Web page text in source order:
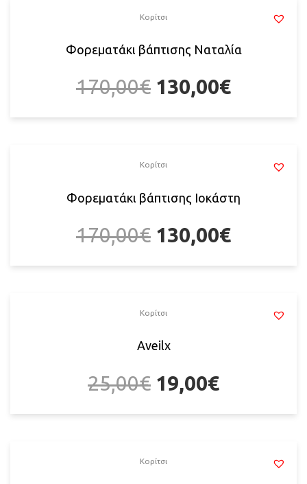
Κορίτσι
Φορεματάκι βάπτισης Ναταλία
170,00€ 130,00€
Κορίτσι
Φορεματάκι βάπτισης Ιοκάστη
170,00€ 130,00€
Κορίτσι
Αveilx
25,00€ 19,00€
Κορίτσι